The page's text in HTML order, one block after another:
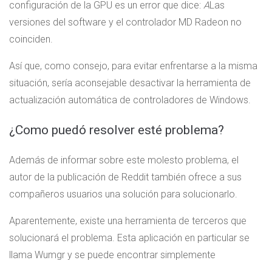
configuración de la GPU es un error que dice: ALas
versiones del software y el controlador MD Radeon no
coinciden.
Así que, como consejo, para evitar enfrentarse a la misma
situación, sería aconsejable desactivar la herramienta de
actualización automática de controladores de Windows.
¿Como puedó resolver esté problema?
Además de informar sobre este molesto problema, el
autor de la publicación de Reddit también ofrece a sus
compañeros usuarios una solución para solucionarlo.
Aparentemente, existe una herramienta de terceros que
solucionará el problema. Esta aplicación en particular se
llama Wumgr y se puede encontrar simplemente